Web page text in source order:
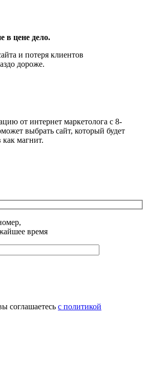
в цене дело.
и потеря клиентов
дороже.
от интернет маркетолога с 8-
выбрать сайт, который будет
как магнит.
время
соглашаетесь с политикой